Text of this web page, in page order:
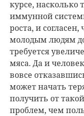
курсе, насколько
иммунной
роста, и согласен,
молодым людям
требуется
мяса. Да и
вовсе
может начать
получить от
проблем, чем